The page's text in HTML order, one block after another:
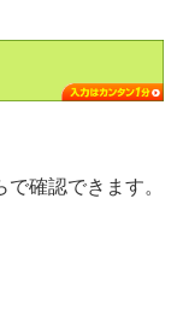
確認できます。